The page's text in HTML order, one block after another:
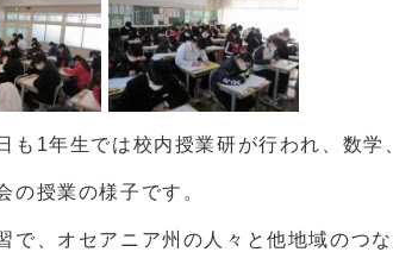
も1年生では校内授業研が行われ、数
の授業の様子です。
で、オセアニア州の人々と他地域のつ